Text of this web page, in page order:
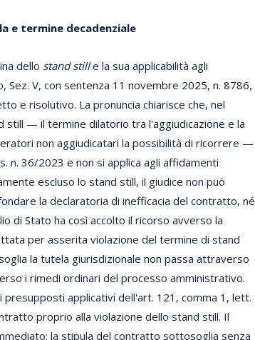
termine decadenziale
dello stand stille la sua applicabilità agli
V, con sentenza 11 novembre 2025, n. 8786,
e risolutivo. La pronuncia chiarisce che, nel
still — il termine dilatorio tra l'aggiudicazione e la
non aggiudicatari la possibilità di ricorrere —
n. 36/2023 e non si applica agli affidamenti
escluso lo stand still, il giudice non può
la declaratoria di inefficacia del contratto, né
di Stato ha così accolto il ricorso avverso la
per asserita violazione del termine di stand
la tutela giurisdizionale non passa attraverso
i rimedi ordinari del processo amministrativo.
applicativi dell'art. 121, comma 1, lett.
proprio alla violazione dello stand still. Il
la stipula del contratto sottosoglia senza